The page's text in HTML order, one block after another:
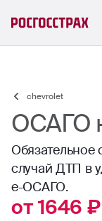
chevrolet
ОСАГО
Обязательное
случай ДТП в
е-ОСАГО.
от 1646 ₽